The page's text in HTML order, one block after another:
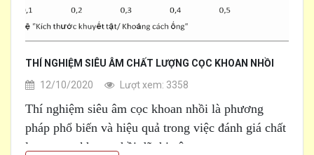
THÍ NGHIỆM SIÊU ÂM CHẤT LƯỢNG CỌC KHOAN NHỒI
12/10/2020
Lượt xem: 3358
Thí nghiệm siêu âm cọc khoan nhồi là phương
pháp phổ biến và hiệu quả trong việc đánh giá chất
lượng cọc khoan nhồi đã thi công